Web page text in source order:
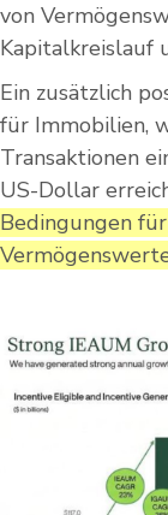
von
Kapitalkreislauf
Ein zusätzlich
für Immobilien,
Transaktionen
US-Dollar
Bedingungen